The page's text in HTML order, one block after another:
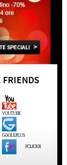
FRIENDS
YOUTUBE
GOOLEPLUS
FCLICKR